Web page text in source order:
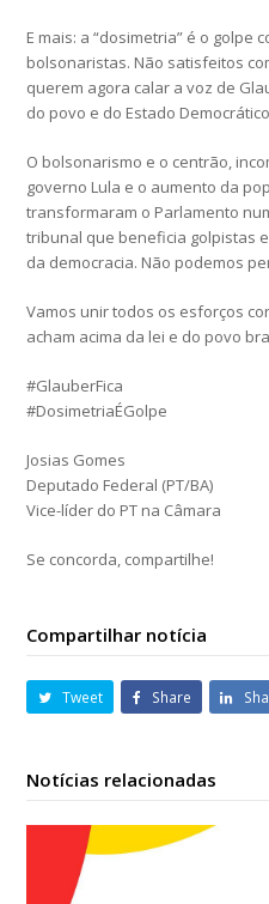
E mais: a “dosimetria” é o golpe
bolsonaristas. Não satisfeitos
querem agora calar a voz de
do povo e do Estado
O bolsonarismo e o centrão,
governo Lula e o aumento da
transformaram o Parlamento
tribunal que beneficia golpistas
da democracia. Não podemos
Vamos unir todos os esforços
acham acima da lei e do povo
#GlauberFica
#DosimetriaÉGolpe
Josias Gomes
Deputado Federal (PT/BA)
Vice-líder do PT na Câmara
Se concorda, compartilhe!
Compartilhar notícia
Tweet Share
Notícias relacionadas